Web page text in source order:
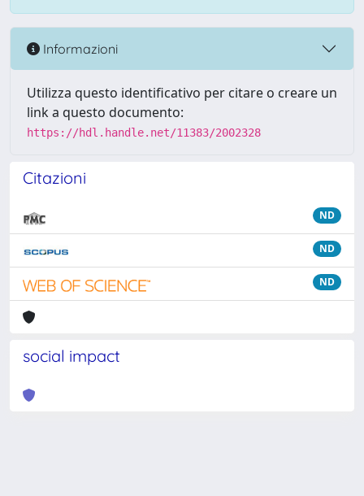
Informazioni
Utilizza questo identificativo per citare o creare un
link a questo documento:
https://hdl.handle.net/11383/2002328
Citazioni
ND
ND
ND
social impact